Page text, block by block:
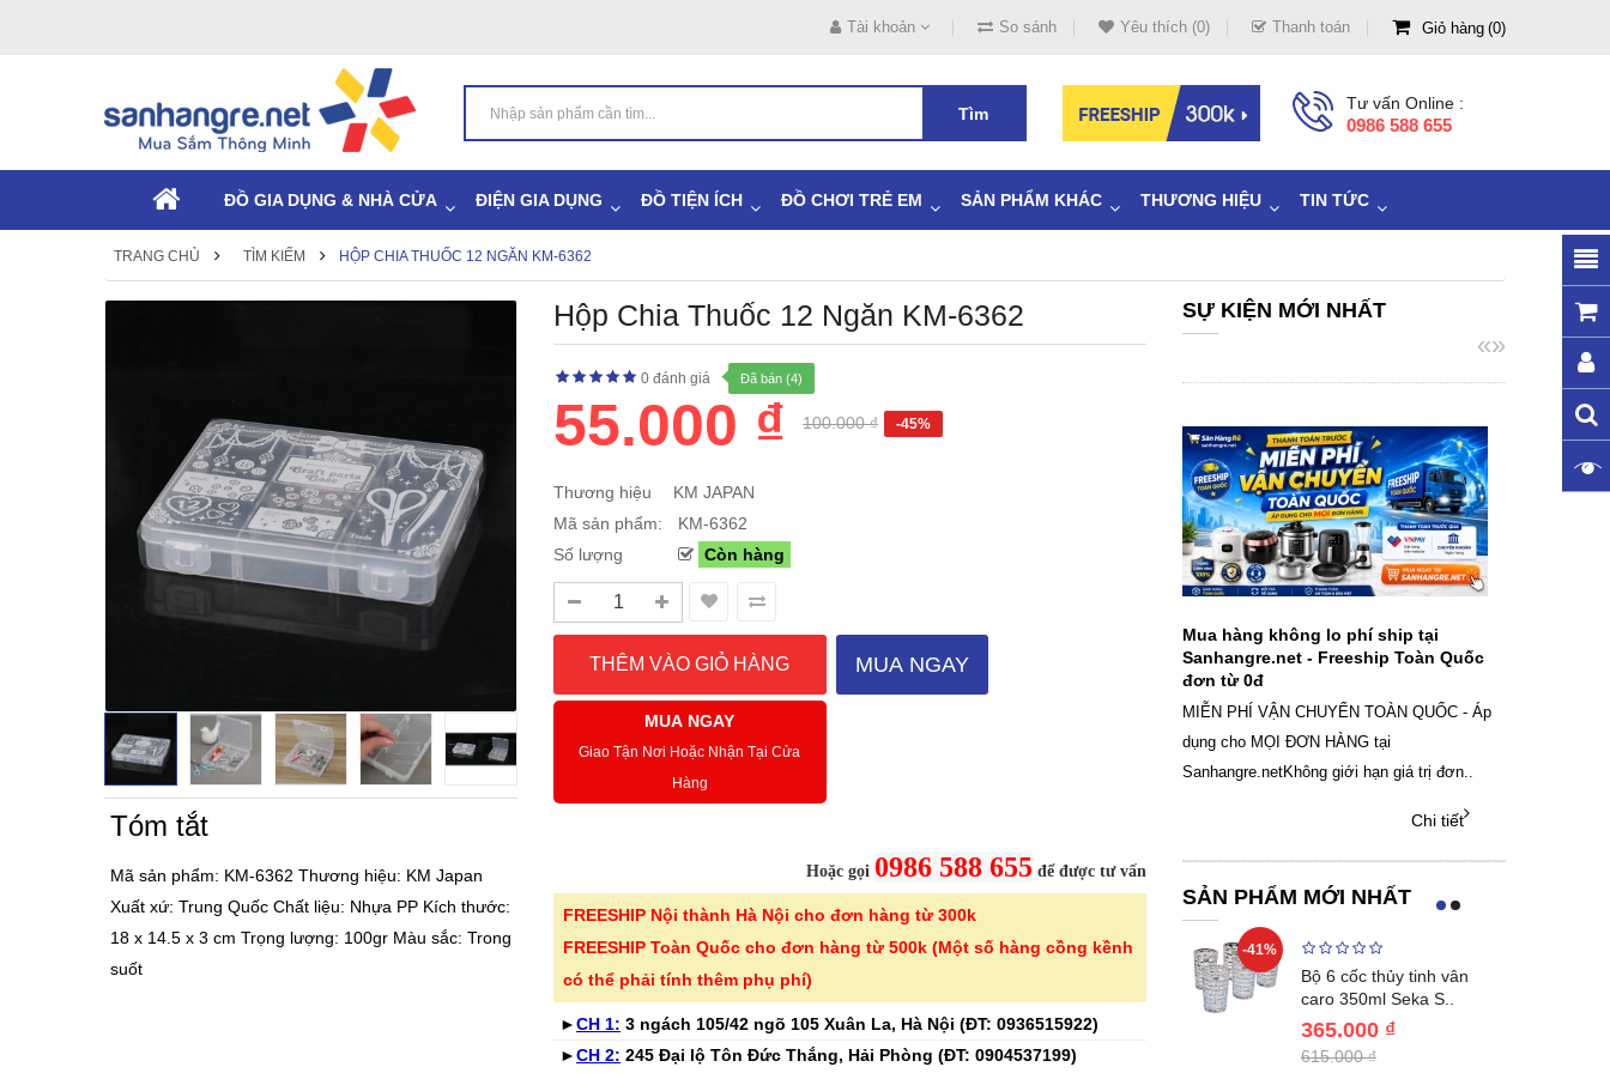
Tài khoản So sánh Yêu thích (0) Thanh toán Giỏ hàng 0
Tìm
Tư vấn Online :
0986 588 655
ĐỒ GIA DỤNG & NHÀ CỬA ĐIỆN GIA DỤNG ĐỒ TIỆN ÍCH ĐỒ CHƠI TRẺ EM SẢN PHẨM KHÁC THƯƠNG HIỆU TIN TỨC
TRANG CHỦ TÌM KIẾM HỘP CHIA THUỐC 12 NGĂN KM-6362
Tóm tắt
Mã sản phẩm: KM-6362 Thương hiệu: KM Japan
Xuất xứ: Trung Quốc Chất liệu: Nhựa PP Kích thước:
18 x 14.5 x 3 cm Trọng lượng: 100gr Màu sắc: Trong
suốt
Hộp Chia Thuốc 12 Ngăn KM-6362
0 đánh giá Đã bán (4)
55.000 ₫ 100.000 ₫ -45%
Thương hiệu
KM JAPAN
Mã sản phẩm:
KM-6362
Số lượng
Còn hàng
MUA NGAY
MUA NGAY
Giao Tận Nơi Hoặc Nhận Tại Cửa
Hàng
Hoặc gọi 0986 588 655 để được tư vấn
FREESHIP Nội thành Hà Nội cho đơn hàng từ 300k
FREESHIP Toàn Quốc cho đơn hàng từ 500k (Một số hàng cồng kềnh
có thể phải tính thêm phụ phí)
►CH 1: 3 ngách 105/42 ngõ 105 Xuân La, Hà Nội (ĐT: 0936515922)
►CH 2: 245 Đại lộ Tôn Đức Thắng, Hải Phòng (ĐT: 0904537199)
SỰ KIỆN MỚI NHẤT
«»
Sale Mừng Đại Lễ 30/4-01/5: CHÀO HÈ
2026 Siêu giảm tới 40% tại Sanhangre
THÔNG BÁO CHÍNH THỨC TỪ
SANHANGRECăn cứ vào tình hình thời tiết
nắng nóng gia tăng trên toàn quốc,Că..
Hướng dẫn sử dụng và cách sạc pin
Máy hút bụi không dây SAMSUNG
Mua hàng không lo phí ship tại
Sanhangre.net - Freeship Toàn Quốc
đơn từ 0đ
MIỄN PHÍ VẬN CHUYỂN TOÀN QUỐC - Áp
dụng cho MỌI ĐƠN HÀNG tại
Sanhangre.netKhông giới hạn giá trị đơn..
Chi tiết
SẢN PHẨM MỚI NHẤT
-41%
Bộ 6 cốc thủy tinh vân
caro 350ml Seka S..
365.000 ₫
615.000 ₫
-32%
tay áo KOSE Nhật..
135.000 ₫
199.000 ₫
-41%
Bộ 6 cốc thủy tinh vân
caro 350ml Seka S..
365.000 ₫
615.000 ₫